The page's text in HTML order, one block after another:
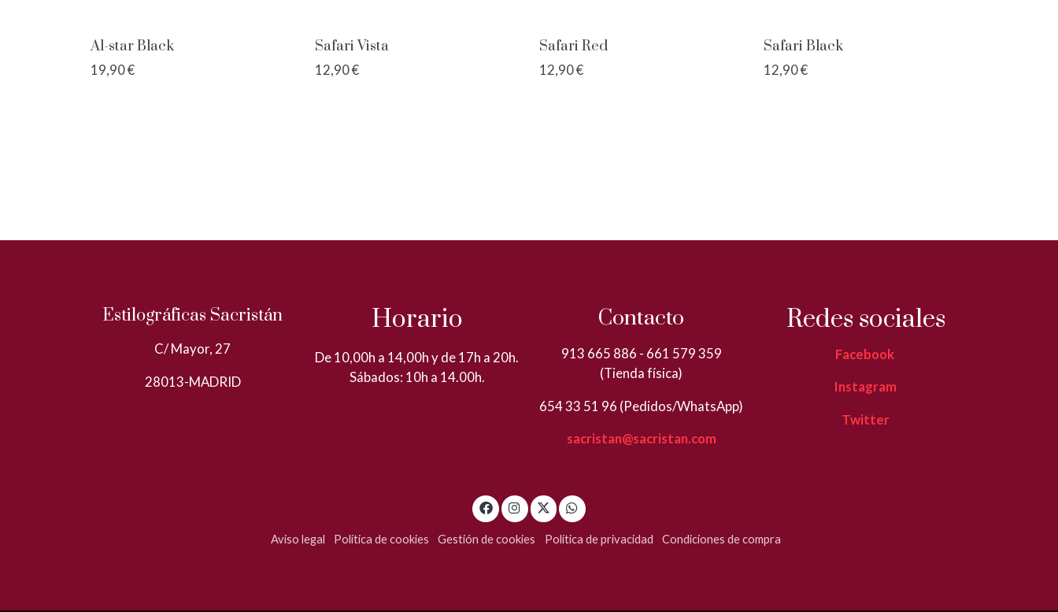
Al-star Black
19,90 €
Safari Vista
12,90 €
Safari Red
12,90 €
Safari Black
12,90 €
Estilográficas Sacristán
C/ Mayor, 27
28013-MADRID
Horario
De 10,00h a 14,00h y de 17h a 20h.
Sábados: 10h a 14.00h.
Contacto
913 665 886 - 661 579 359
(Tienda física)
654 33 51 96 (Pedidos/WhatsApp)
sacristan@sacristan.com
Redes sociales
Facebook
Instagram
Twitter
Aviso legal Política de cookies Gestión de cookies Política de privacidad Condiciones de compra